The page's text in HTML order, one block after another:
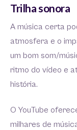
Trilha sonora
A música certa
atmosfera e o
um bom som/
ritmo do vídeo e
história.
O YouTube
milhares de